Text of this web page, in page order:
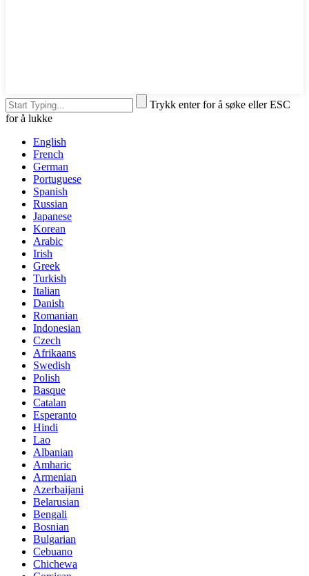
Trykk enter for å søke eller ESC
for å lukke
English
French
German
Portuguese
Spanish
Russian
Japanese
Korean
Arabic
Irish
Greek
Turkish
Italian
Danish
Romanian
Indonesian
Czech
Afrikaans
Swedish
Polish
Basque
Catalan
Esperanto
Hindi
Lao
Albanian
Amharic
Armenian
Azerbaijani
Belarusian
Bengali
Bosnian
Bulgarian
Cebuano
Chichewa